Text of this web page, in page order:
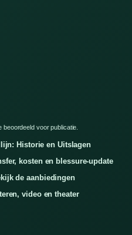
voor publicatie.
Historie en Uitslagen
kosten en blessure-update
de aanbiedingen
video en theater